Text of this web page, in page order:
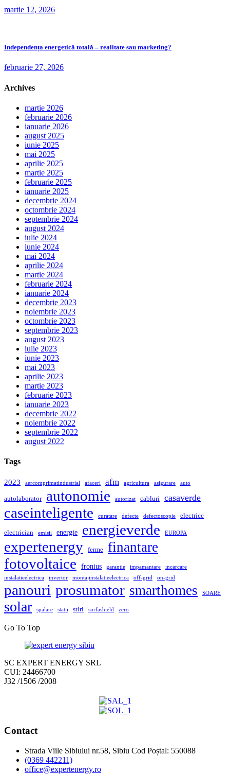
martie 12, 2026
Independența energetică totală – realitate sau marketing?
februarie 27, 2026
Archives
martie 2026
februarie 2026
ianuarie 2026
august 2025
iunie 2025
mai 2025
aprilie 2025
martie 2025
februarie 2025
ianuarie 2025
decembrie 2024
octombrie 2024
septembrie 2024
august 2024
iulie 2024
iunie 2024
mai 2024
aprilie 2024
martie 2024
februarie 2024
ianuarie 2024
decembrie 2023
noiembrie 2023
octombrie 2023
septembrie 2023
august 2023
iulie 2023
iunie 2023
mai 2023
aprilie 2023
martie 2023
februarie 2023
ianuarie 2023
decembrie 2022
noiembrie 2022
septembrie 2022
august 2022
Tags
2023 aercomprimatindustrial afaceri afm agricultura asigurare auto
autolaborator autonomie autorizat cabluri casaverde
caseinteligente curatare defecte defectoscopie electrice
electrician emisii energie energieverde EUROPA
expertenergy ferme finantare
fotovoltaice fronius garantie impamantare
incarcare
instalatieelectrica
invertor montajinstalatieelectrica off-grid on-grid
panouri prosumator smarthomes SOARE
solar spalare statii stiri surfashield zero
Go To Top
SC EXPERT ENERGY SRL
CUI: 24466700
J32 /1506 /2008
Contact
Strada Viile Sibiului nr.58, Sibiu Cod Poștal: 550088
(0369 442211)
office@expertenergy.ro